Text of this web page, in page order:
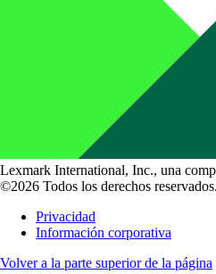
Lexmark International, Inc., una
©2026 Todos los derechos reservados.
Privacidad
Información corporativa
Volver a la parte superior de la página